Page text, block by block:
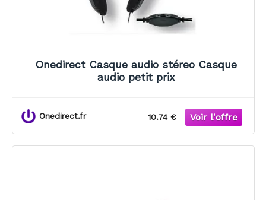
Onedirect Casque audio stéreo Casque
audio petit prix
Onedirect.fr 10.74 €